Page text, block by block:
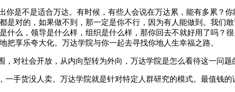
你是不是适合万达。有时候，有些人会说在万达累，能有多累？
是对的，如果做不到，那一定是你不行，因为有人能做到。我们
什么，领导是什么样，组织是什么样，那你回去不就好用了吗？
享乐夸大化。万达学院与你一起去寻找你地人生幸福之路。
对社会开放，从内向型转为外向，万达学院是怎么看待这一问题
手货没人卖。万达学院就是针对特定人群研究的模式。最值钱的